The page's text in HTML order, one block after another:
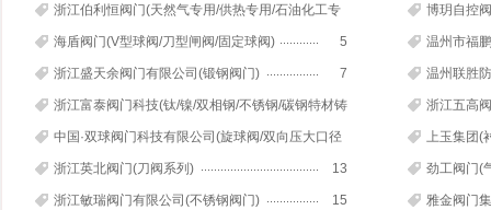
浙江伯利恒阀门(天然气专用/供热专用/石油化工专
用/半球全焊接球阀)
3
博玥自控
海盾阀门(V型球阀/刀型闸阀/固定球阀) 5 温州市福
浙江盛天余阀门有限公司(锻钢阀门) 7 温州联胜
浙江富泰阀门科技(钛/镍/双相钢/不锈钢/碳钢特材铸
造)
9
浙江五高
阀/过滤器)
中国·双球阀门科技有限公司(旋球阀/双向压大口径
阀门)
11
上玉集团(
浙江英北阀门(刀阀系列) 13 劲工阀门(
浙江敏瑞阀门有限公司(不锈钢阀门) 15 雅金阀门